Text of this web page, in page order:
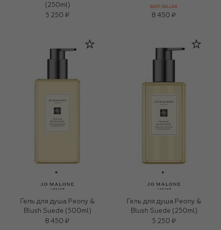
(250ml)
5 250 ₽
(500ml)
BEST-SELLER
8 450 ₽
Гель для душа Peony &
Blush Suede (500ml)
8 450 ₽
Гель для душа Peony &
Blush Suede (250ml)
5 250 ₽